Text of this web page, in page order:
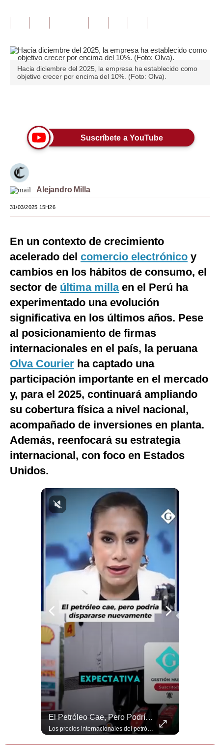
Lujo
Viajes
Mundo
EEUU
México
España
Internacional
Mix
G de Gestión
Notas Contratadas
Podcast
Gestión TV
Videos
Fotogalerías
gestion.pe
Somos?
Términos
Hacia diciembre del 2025, la empresa ha establecido como
objetivo crecer por encima del 10%. (Foto: Olva).
Suscríbete a YouTube
Alejandro Milla
31/03/2025 15H26
En un contexto de crecimiento
acelerado del comercio electrónico y
cambios en los hábitos de consumo, el
sector de última millaen el Perú ha
experimentado una evolución
significativa en los últimos años. Pese
al posicionamiento de firmas
internacionales en el país, la peruana
Olva Courier ha captado una
participación importante en el mercado
y, para el 2025, continuará ampliando
su cobertura física a nivel nacional,
acompañado de inversiones en planta.
Además, reenfocará su estrategia
internacional, con foco en Estados
Unidos.
El Petróleo Cae, Pero Podría Dispararse Nuevamente | #radar24
Los precios internacionales del petróleo retrocedieron ante la posibilidad de un acuerdo para reabrir el estrecho de Ormuz. Sin embargo, la caída responde solo a una expectativa diplomática y un nuevo ataque contra un buque podría hacer regresar rápidamente la prima de riesgo. #Petroleo #EstrechoDeOrmuz #EconomiaGlobal #MercadoPetrolero #Crudo #NoticiasEconomicas #Geopolitica #Shorts 👉 Suscríbete y activa la campana para no perderte nuestro análisis diario. 🌎 Síguenos en nuestras redes sociales: 📌 Web oficial: https://gestion.pe/mundo/ 📌 LinkedIn: http://bit.ly/3HYIET0 📌 X (Twitter): http://bit.ly/4noZtX9 📌 TikTok: http://bit.ly/4evB6TO